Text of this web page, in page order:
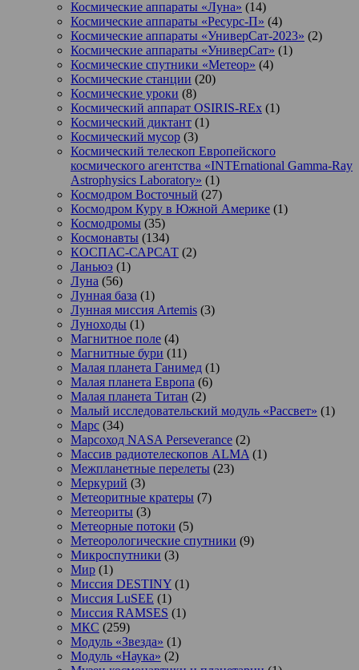
Космические аппараты «Луна» (14)
Космические аппараты «Ресурс-П» (4)
Космические аппараты «УниверСат-2023» (2)
Космические аппараты «УниверСат» (1)
Космические спутники «Метеор» (4)
Космические станции (20)
Космические уроки (8)
Космический аппарат OSIRIS-REx (1)
Космический диктант (1)
Космический мусор (3)
Космический телескоп Европейского
космического агентства «INTErnational Gamma-Ray
Astrophysics Laboratory» (1)
Космодром Восточный (27)
Космодром Куру в Южной Америке (1)
Космодромы (35)
Космонавты (134)
КОСПАС-САРСАТ (2)
Ланьюэ (1)
Луна (56)
Лунная база (1)
Лунная миссия Artemis (3)
Луноходы (1)
Магнитное поле (4)
Магнитные бури (11)
Малая планета Ганимед (1)
Малая планета Европа (6)
Малая планета Титан (2)
Малый исследовательский модуль «Рассвет» (1)
Марс (34)
Марсоход NASA Perseverance (2)
Массив радиотелескопов ALMA (1)
Межпланетные перелеты (23)
Меркурий (3)
Метеоритные кратеры (7)
Метеориты (3)
Метеорные потоки (5)
Метеорологические спутники (9)
Микроспутники (3)
Мир (1)
Миссия DESTINY (1)
Миссия LuSEE (1)
Миссия RAMSES (1)
МКС (259)
Модуль «Звезда» (1)
Модуль «Наука» (2)